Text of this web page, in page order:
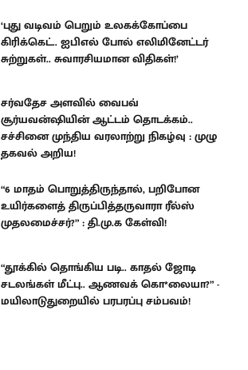
‘புது வடிவம் பெறும் உலகக்கோப்பை
கிரிக்கெட்.. ஐபிஎல் போல் எலிமினேட்டர்
சுற்றுகள்.. சுவாரசியமான விதிகள்!’
சர்வதேச அளவில் வைபவ்
சூர்யவன்ஷியின் ஆட்டம் தொடக்கம்..
சச்சினை முந்திய வரலாற்று நிகழ்வு : முழு
தகவல் அறிய!
“6 மாதம் பொறுத்திருந்தால், பறிபோன
உயிர்களைத் திருப்பித்தருவாரா ரீல்ஸ்
முதலமைச்சர்?” : தி.மு.க கேள்வி!
“தூக்கில் தொங்கிய படி.. காதல் ஜோடி
சடலங்கள் மீட்பு.. ஆணவக் கொ*லையா?” -
மயிலாடுதுறையில் பரபரப்பு சம்பவம்!